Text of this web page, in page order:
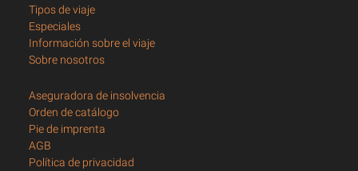
Tipos de viaje
Especiales
Información sobre el viaje
Sobre nosotros
Aseguradora de insolvencia
Orden de catálogo
Pie de imprenta
AGB
Política de privacidad